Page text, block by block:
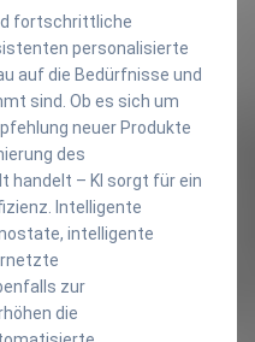
fortschrittliche
personalisierte
auf die Bedürfnisse und
sind. Ob es sich um
neuer Produkte
des
handelt – KI sorgt für ein
Intelligente
intelligente
zur
die